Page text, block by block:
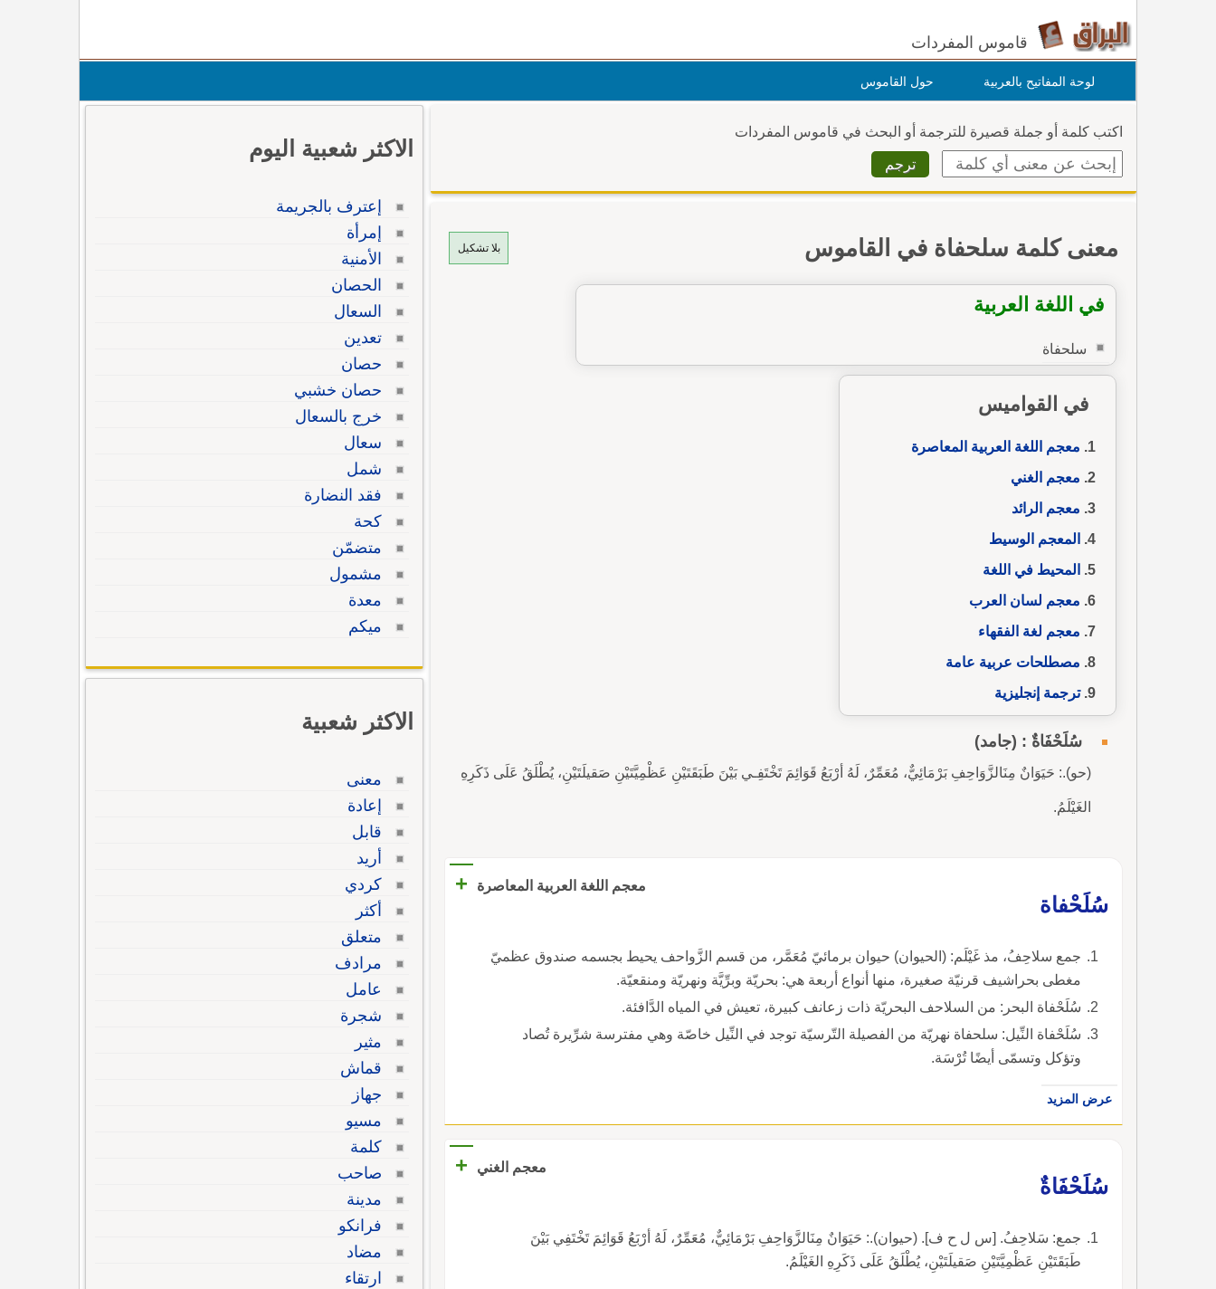
قاموس المفردات
لوحة المفاتيح بالعربية حول القاموس
اكتب كلمة أو جملة قصيرة للترجمة أو البحث في قاموس المفردات
بلا تشكيل معنى كلمة سلحفاة في القاموس
في اللغة العربية
سلحفاة
في القواميس
معجم اللغة العربية المعاصرة
معجم الغني
معجم الرائد
المعجم الوسيط
المحيط في اللغة
معجم لسان العرب
معجم لغة الفقهاء
مصطلحات عربية عامة
ترجمة إنجليزية
سُلَحْفَاةٌ : (جامد)
(حو).: حَيَوَانٌ مِنَالزَّوَاحِفِ بَرْمَائِيٌّ، مُعَمِّرٌ، لَهُ أرْبَعُ قَوَائِمَ تَخْتَفِـي بَيْنَ طَبَقَتَيْنِ عَظْمِيَّتَيْنِ صَقيلَتَيْنِ، يُطْلَقُ عَلَى ذَكَرِهِ
الغَيْلَمُ.
معجم اللغة العربية المعاصرة
+
سُلَحْفاة
جمع سلاحِفُ، مذ غَيْلَم: (الحيوان) حيوان برمائيّ مُعَمَّر، من قسم الزَّواحف يحيط بجسمه صندوق عظميّ
مغطى بحراشيف قرنيّة صغيرة، منها أنواع أربعة هي: بحريّة وبرِّيَّة ونهريّة ومنقعيّة.
سُلَحْفاة البحر: من السلاحف البحريّة ذات زعانف كبيرة، تعيش في المياه الدَّافئة.
سُلَحْفاة النِّيل: سلحفاة نهريّة من الفصيلة التّرسيّة توجد في النِّيل خاصّة وهي مفترسة شرِّيرة تُصاد
وتؤكل وتسمّى أيضًا تُرْسَة.
عرض المزيد
معجم الغني
+
سُلَحْفَاةٌ
جمع: سَلاحِفُ. [س ل ح ف]. (حيوان).: حَيَوَانٌ مِنَالزَّوَاحِفِ بَرْمَائِيٌّ، مُعَمِّرٌ، لَهُ أرْبَعُ قَوَائِمَ تَخْتَفِي بَيْنَ
طَبَقَتَيْنِ عَظْمِيَّتَيْنِ صَقيلَتَيْنِ، يُطْلَقُ عَلَى ذَكَرِهِ الغَيْلَمُ.
الاكثر شعبية اليوم
إعترف بالجريمة
إمرأة
الأمنية
الحصان
السعال
تعدين
حصان
حصان خشبي
خرج بالسعال
سعال
شمل
فقد النضارة
كحة
متضمّن
مشمول
معدة
ميكم
الاكثر شعبية
معنى
إعادة
قابل
أريد
كردي
أكثر
متعلق
مرادف
عامل
شجرة
مثير
قماش
جهاز
مسيو
كلمة
صاحب
مدينة
فرانكو
مضاد
ارتقاء